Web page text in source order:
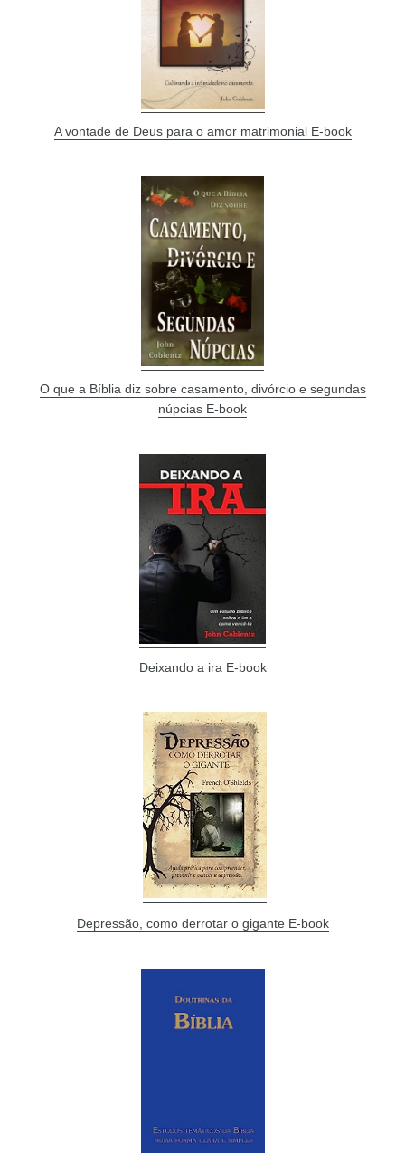
A vontade de Deus para o amor matrimonial E-book
O que a Bíblia diz sobre casamento, divórcio e segundas
núpcias E-book
Deixando a ira E-book
Depressão, como derrotar o gigante E-book